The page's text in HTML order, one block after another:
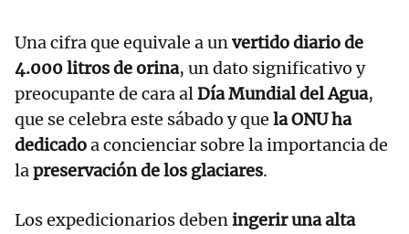
Una cifra que equivale a unvertido diario de
4.000 litros de orina, un dato significativo y
preocupante de cara alDía Mundial del Agua,
que se celebra este sábado y que la ONU ha
dedicadoa concienciar sobre la importancia de
lapreservación de los glaciares.
Los expedicionarios debeningerir una alta